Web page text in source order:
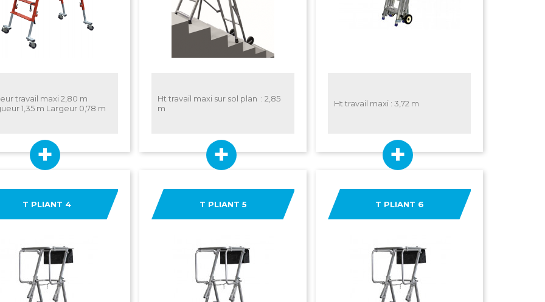
travail maxi 2,80 m
1,35 m Largeur 0,78 m
Ht travail maxi sur sol plan : 2,85
m
Ht travail maxi : 3,72 m
T PLIANT 4 T PLIANT 5 T PLIANT 6